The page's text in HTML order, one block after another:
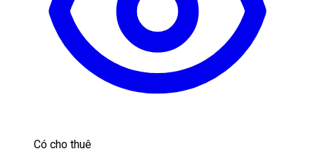
Có cho thuê